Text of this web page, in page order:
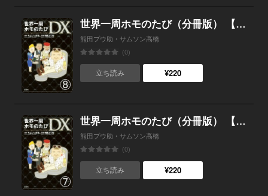
世界一周ホモのたび（分冊版） 【第8話】
熊田プウ助・サムソン高橋
(0)
立ち読み ¥220
世界一周ホモのたび（分冊版） 【第7話】
熊田プウ助・サムソン高橋
(0)
立ち読み ¥220